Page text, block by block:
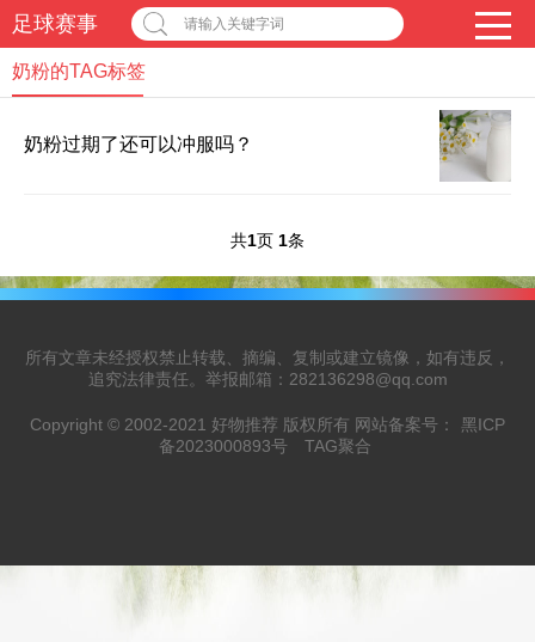
足球赛事 请输入关键字词
奶粉的TAG标签
奶粉过期了还可以冲服吗？
共1页 1条
所有文章未经授权禁止转载、摘编、复制或建立镜像，如有违反，
追究法律责任。举报邮箱：282136298@qq.com
Copyright © 2002-2021 好物推荐 版权所有 网站备案号：
黑ICP
备2023000893号
TAG聚合